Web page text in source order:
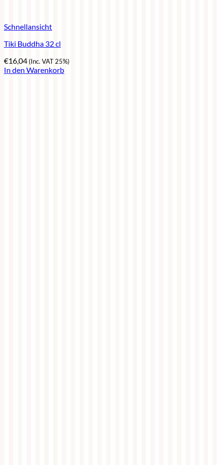
Schnellansicht
Tiki Buddha 32 cl
€16,04(Inc. VAT 25%)
In den Warenkorb